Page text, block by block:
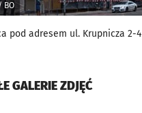
BO
pod adresem ul. Krupnicza 2-4
GALERIE ZDJĘĆ